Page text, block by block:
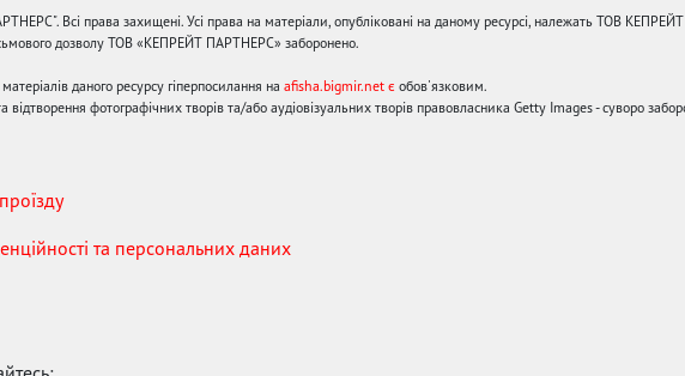
Всі права захищені. Усі права на матеріали, опубліковані на даному ресурсі, належать ТОВ
дозволу ТОВ «КЕПРЕЙТ ПАРТНЕРС» заборонено.
даного ресурсу гіперпосилання на afisha.bigmir.net є обов'язковим.
фотографічних творів та/або аудіовізуальних творів правовласника Getty Images - суворо
та персональних даних